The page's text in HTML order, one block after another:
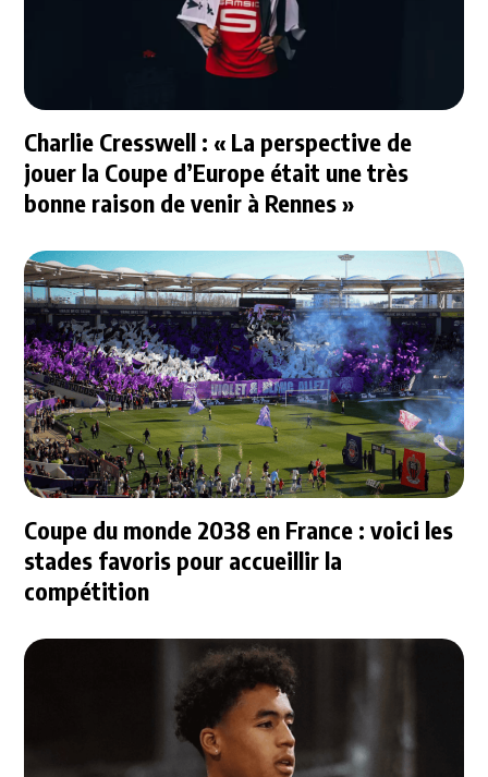
Charlie Cresswell : « La perspective de
jouer la Coupe d’Europe était une très
bonne raison de venir à Rennes »
Coupe du monde 2038 en France : voici les
stades favoris pour accueillir la
compétition